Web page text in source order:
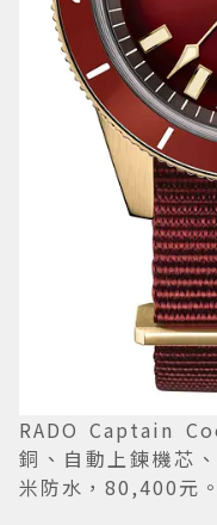
RADO Captain
銅、自動上鍊機芯
米防水，80,400元